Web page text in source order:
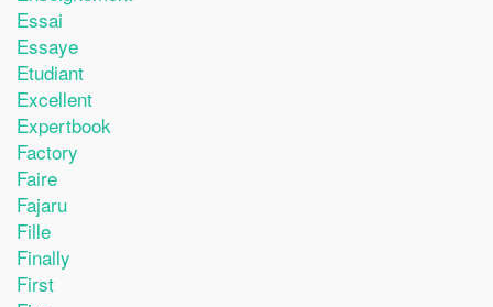
Essai
Essaye
Etudiant
Excellent
Expertbook
Factory
Faire
Fajaru
Fille
Finally
First